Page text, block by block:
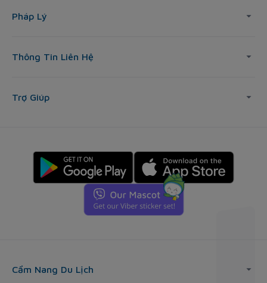
Pháp Lý
Thông Tin Liên Hệ
Trợ Giúp
Cẩm Nang Du Lịch